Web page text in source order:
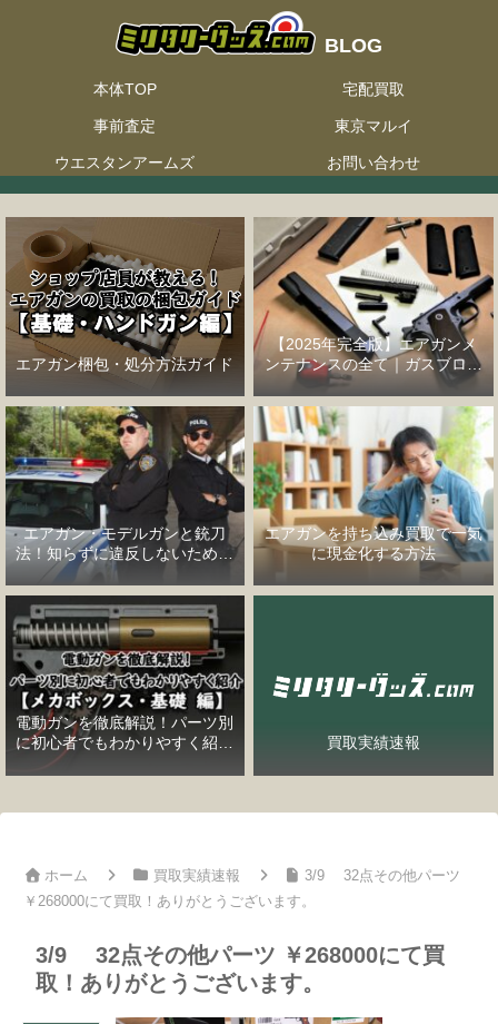
本体TOP 宅配買取
事前査定 東京マルイ
ウエスタンアームズ お問い合わせ
エアガン梱包・処分方法ガイド
【2025年完全版】エアガンメ
ンテナンスの全て｜ガスブロー
バックハンドガン編
エアガン・モデルガンと銃刀
法！知らずに違反しないための
完全ガイド
エアガンを持ち込み買取で一気
に現金化する方法
電動ガンを徹底解説！パーツ別
に初心者でもわかりやすく紹介
【メカボックス・基礎編】
買取実績速報
ホーム 買取実績速報
3/9 32点その他パーツ
￥268000にて買取！ありがとうございます。
3/9 32点その他パーツ ￥268000にて買
取！ありがとうございます。